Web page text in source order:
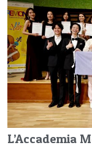
L’Accademia